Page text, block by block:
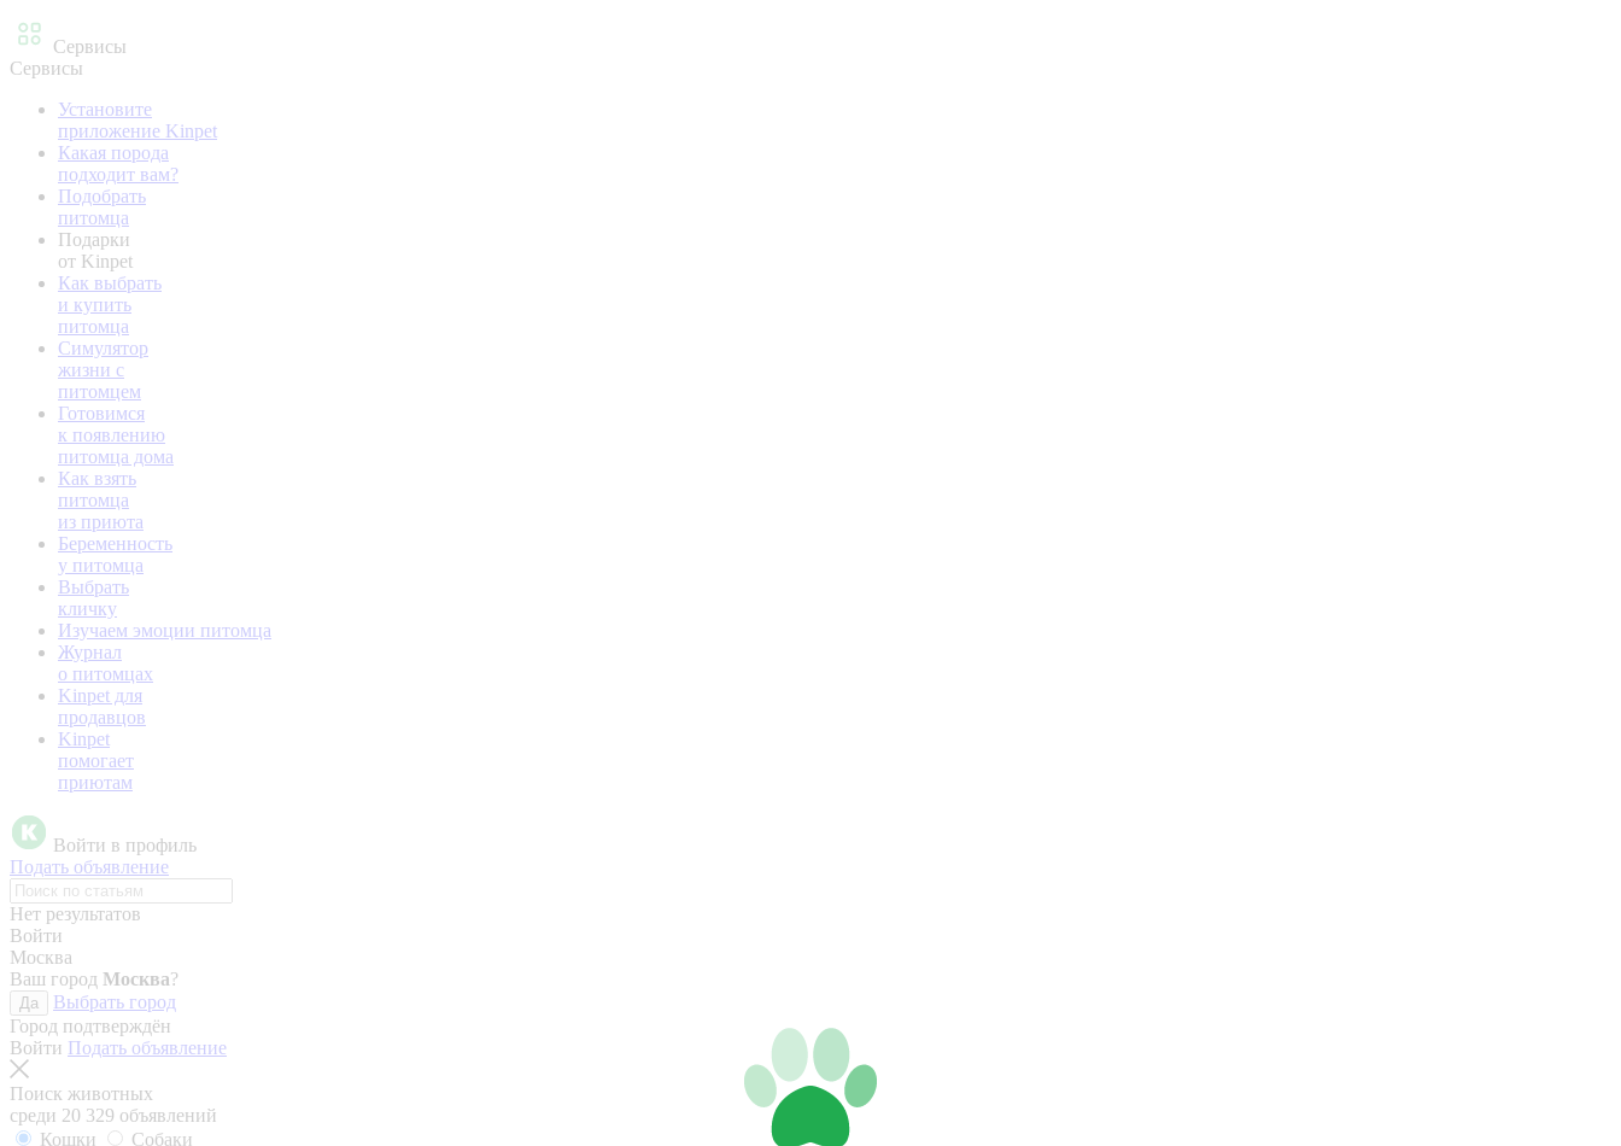
Сервисы
Сервисы
Установите
приложение Kinpet
Какая порода
подходит вам?
Подобрать
питомца
Подарки
от Kinpet
Как выбрать
и купить
питомца
Симулятор
жизни с
питомцем
Готовимся
к появлению
питомца дома
Как взять
питомца
из приюта
Беременность
у питомца
Выбрать
кличку
Изучаем эмоции питомца
Журнал
о питомцах
Kinpet для
продавцов
Kinpet
помогает
приютам
Войти в профиль
Подать объявление
Нет результатов
Войти
Москва
Ваш город Москва?
Да
Выбрать город
Город подтверждён
Войти Подать объявление
Поиск животных
среди 20 329 объявлений
Кошки
Собаки